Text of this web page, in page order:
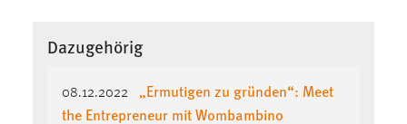
Dazugehörig
08.12.2022
„Ermutigen zu gründen“: Meet
the Entrepreneur mit Wombambino
EXTERNE MEDIEN
Plattformen anzeigen zu können, werden von diesen